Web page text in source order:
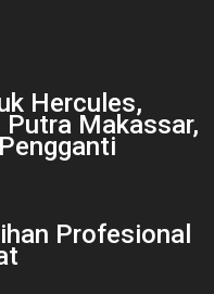
Hercules,
Putra Makassar,
Profesional